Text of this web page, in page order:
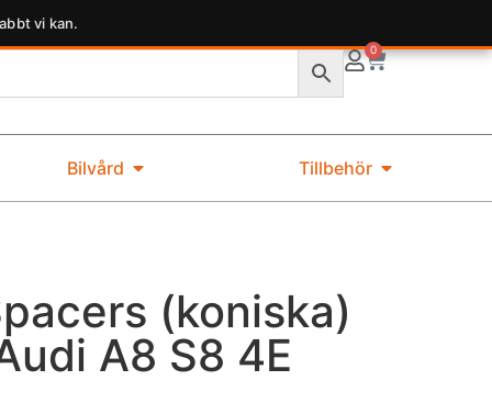
vi kan.
0
Bilvård Tillbehör
(koniska)
A8 S8 4E